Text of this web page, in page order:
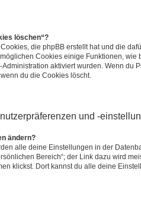
löschen“?
die phpBB erstellt hat und die
Cookies einige Funktionen, wie
aktiviert wurden. Wenn du
du die Cookies löscht.
und -
ändern?
alle deine Einstellungen in der
Bereich“; der Link dazu wird
klickst. Dort kannst du alle deine